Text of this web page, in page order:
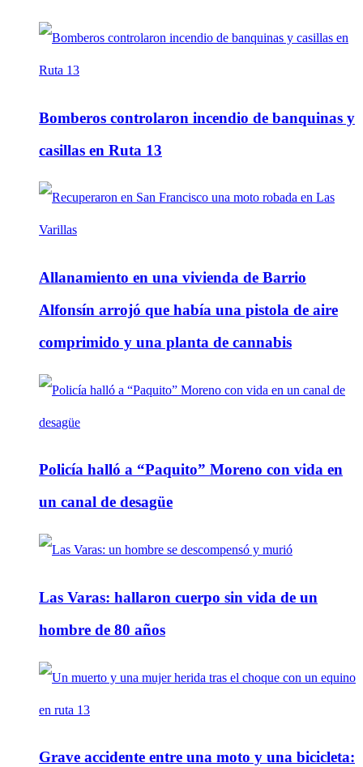
Bomberos controlaron incendio de banquinas y
casillas en Ruta 13
Allanamiento en una vivienda de Barrio
Alfonsín arrojó que había una pistola de aire
comprimido y una planta de cannabis
Policía halló a “Paquito” Moreno con vida en
un canal de desagüe
Las Varas: hallaron cuerpo sin vida de un
hombre de 80 años
Grave accidente entre una moto y una bicicleta: